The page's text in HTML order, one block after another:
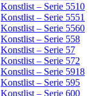
Konstlist – Serie 5510
Konstlist – Serie 5551
Konstlist – Serie 5560
Konstlist – Serie 558
Konstlist – Serie 57
Konstlist – Serie 572
Konstlist – Serie 5918
Konstlist – Serie 595
Konstlist – Serie 600